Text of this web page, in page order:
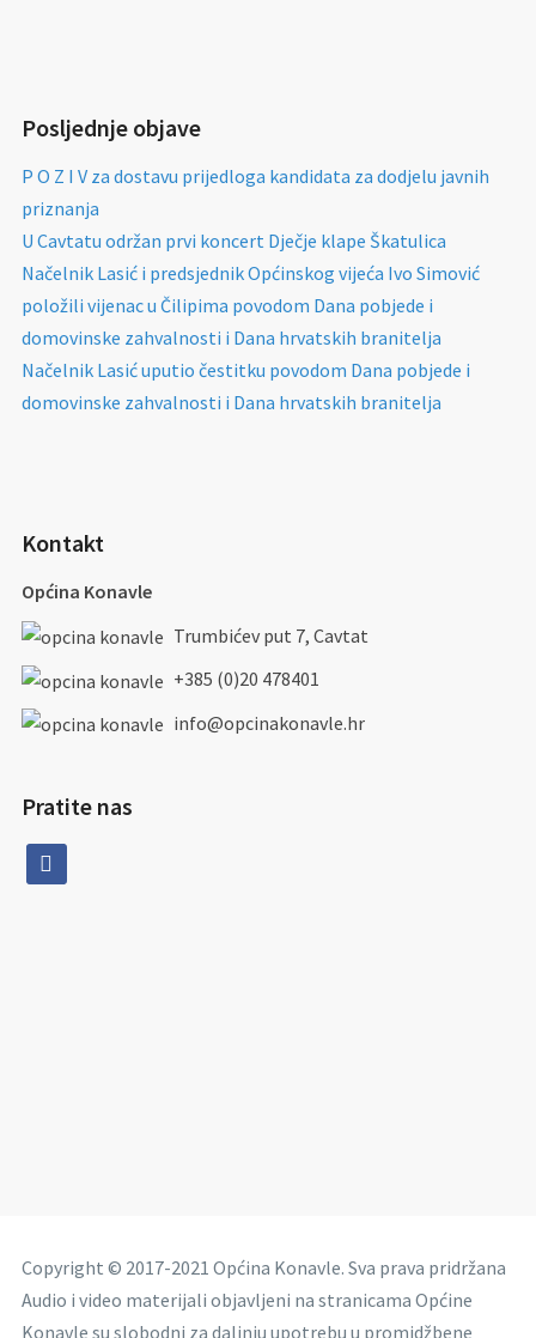
Posljednje objave
P O Z I V za dostavu prijedloga kandidata za dodjelu javnih
priznanja
U Cavtatu održan prvi koncert Dječje klape Škatulica
Načelnik Lasić i predsjednik Općinskog vijeća Ivo Simović
položili vijenac u Čilipima povodom Dana pobjede i
domovinske zahvalnosti i Dana hrvatskih branitelja
Načelnik Lasić uputio čestitku povodom Dana pobjede i
domovinske zahvalnosti i Dana hrvatskih branitelja
Kontakt
Općina Konavle
Trumbićev put 7, Cavtat
+385 (0)20 478401
info@opcinakonavle.hr
Pratite nas
facebook
Copyright © 2017-2021 Općina Konavle. Sva prava pridržana
Audio i video materijali objavljeni na stranicama Općine
Konavle su slobodni za daljnju upotrebu u promidžbene